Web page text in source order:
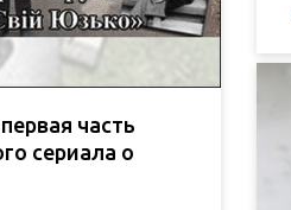
часть
сериала о